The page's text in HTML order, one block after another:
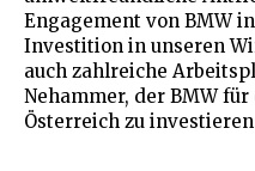
Engagement von BMW
Investition in unseren
auch zahlreiche
Nehammer, der BMW
Österreich zu